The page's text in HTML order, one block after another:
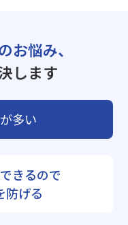
お悩み、
します
多い
きるので
防げる